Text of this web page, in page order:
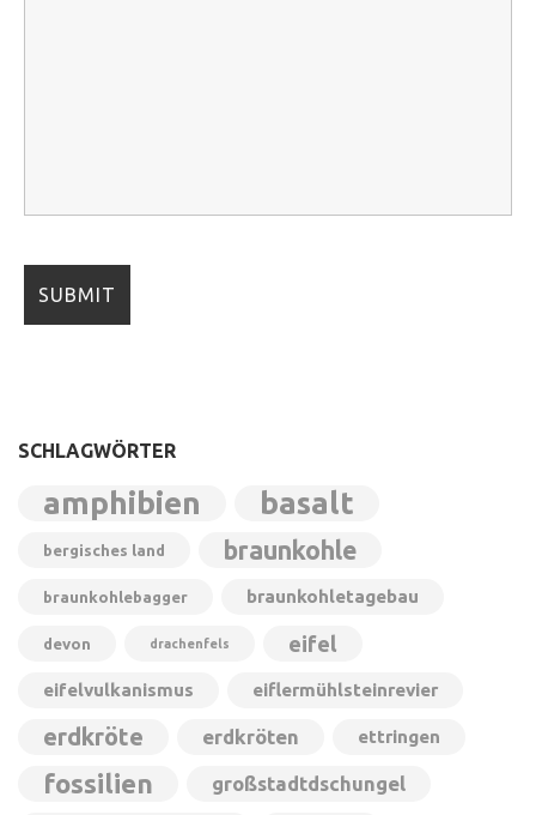
SCHLAGWÖRTER
amphibien basalt
bergisches land braunkohle
braunkohlebagger braunkohletagebau
devon drachenfels eifel
eifelvulkanismus eiflermühlsteinrevier
erdkröte erdkröten ettringen
fossilien großstadtdschungel